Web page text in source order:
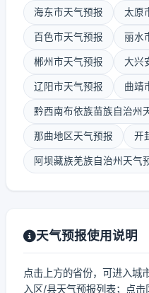
海东市天气预报 太原
百色市天气预报 丽水
郴州市天气预报 大兴
辽阳市天气预报 曲靖
黔西南布依族苗族自治州
那曲地区天气预报 开
阿坝藏族羌族自治州天气
天气预报使用说明
点击上方的省份，可进入城
入区/县天气预报列表；点